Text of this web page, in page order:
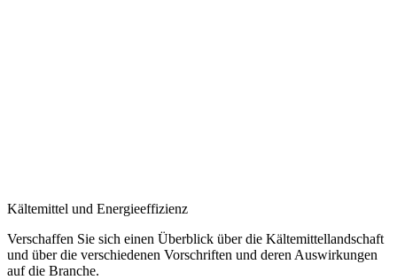
Kältemittel und Energieeffizienz
Verschaffen Sie sich einen Überblick über die Kältemittellandschaft
und über die verschiedenen Vorschriften und deren Auswirkungen
auf die Branche.